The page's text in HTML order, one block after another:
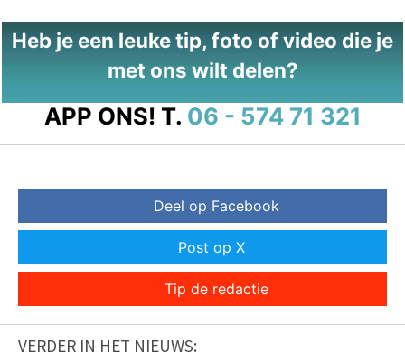
Heb je een leuke tip, foto of video die je
met ons wilt delen?
APP ONS! T. 06 - 574 71 321
Deel op Facebook
Post op X
Tip de redactie
VERDER IN HET NIEUWS: